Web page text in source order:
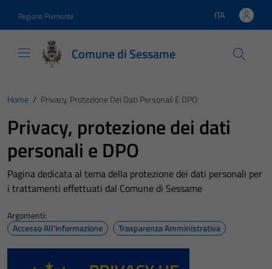
Regione Piemonte Lingua attiva:
ITA
Comune di Sessame
Home / Privacy, Protezione Dei Dati Personali E DPO
Privacy, protezione dei dati
personali e DPO
Pagina dedicata al tema della protezione dei dati personali per
i trattamenti effettuati dal Comune di Sessame
Argomenti:
Accesso All'informazione
Trasparenza Amministrativa